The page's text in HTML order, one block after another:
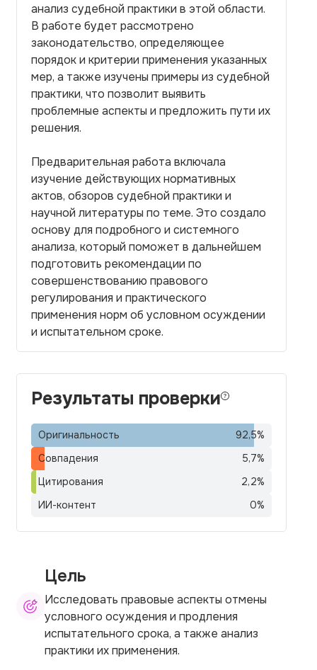
анализ судебной практики в этой области.
В работе будет рассмотрено
законодательство, определяющее
порядок и критерии применения указанных
мер, а также изучены примеры из судебной
практики, что позволит выявить
проблемные аспекты и предложить пути их
решения.
Предварительная работа включала
изучение действующих нормативных
актов, обзоров судебной практики и
научной литературы по теме. Это создало
основу для подробного и системного
анализа, который поможет в дальнейшем
подготовить рекомендации по
совершенствованию правового
регулирования и практического
применения норм об условном осуждении
и испытательном сроке.
Результаты проверки
Оригинальность 92,5%
Совпадения
5,7%
Цитирования
2,2%
ИИ-контент
0%
Цель
Исследовать правовые аспекты отмены
условного осуждения и продления
испытательного срока, а также анализ
практики их применения.